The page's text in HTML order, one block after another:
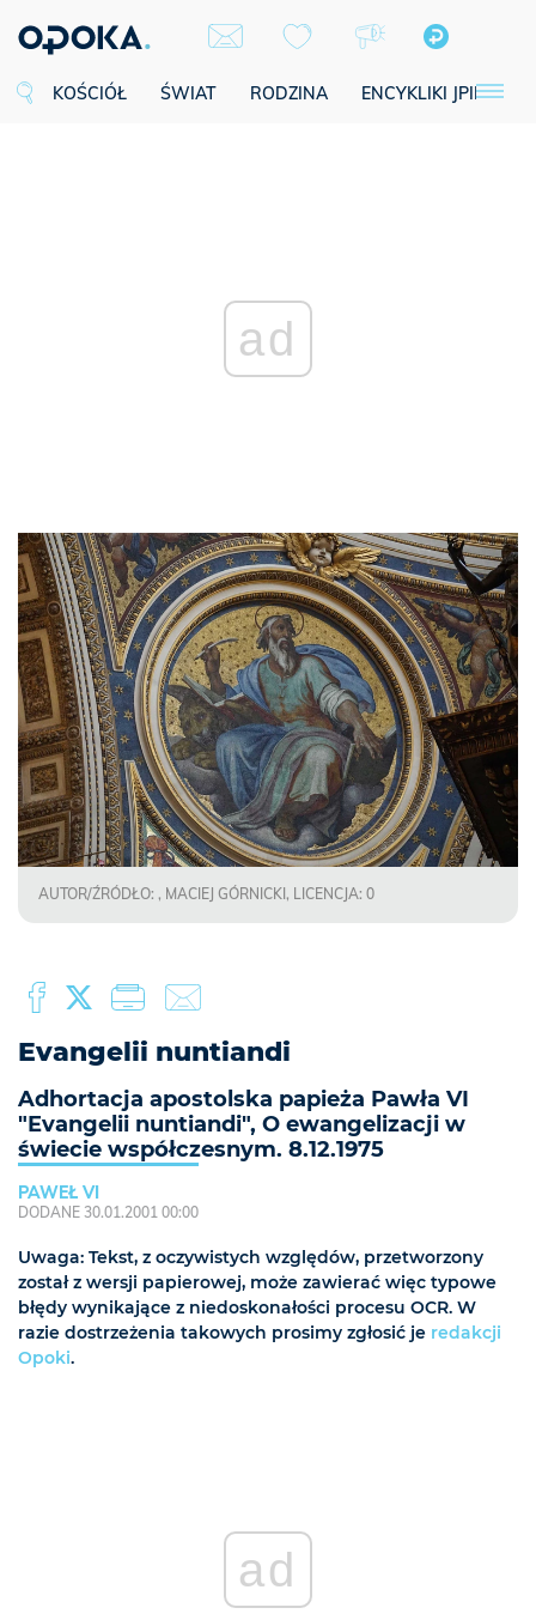
KOŚCIÓŁ ŚWIAT RODZINA ENCYKLIKI JPII
ad
AUTOR/ŹRÓDŁO: , MACIEJ GÓRNICKI, LICENCJA: 0
Evangelii nuntiandi
Adhortacja apostolska papieża Pawła VI
"Evangelii nuntiandi", O ewangelizacji w
świecie współczesnym. 8.12.1975
PAWEŁ VI
DODANE 30.01.2001 00:00
Uwaga: Tekst, z oczywistych względów, przetworzony
został z wersji papierowej, może zawierać więc typowe
błędy wynikające z niedoskonałości procesu OCR. W
razie dostrzeżenia takowych prosimy zgłosić je redakcji
Opoki.
ad